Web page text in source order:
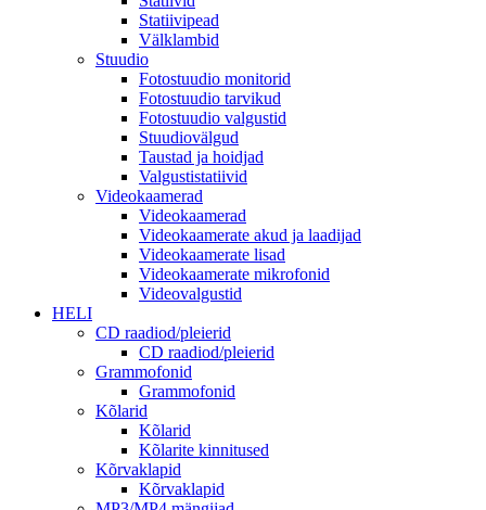
Statiivipead
Välklambid
Stuudio
Fotostuudio monitorid
Fotostuudio tarvikud
Fotostuudio valgustid
Stuudiovälgud
Taustad ja hoidjad
Valgustistatiivid
Videokaamerad
Videokaamerad
Videokaamerate akud ja laadijad
Videokaamerate lisad
Videokaamerate mikrofonid
Videovalgustid
HELI
CD raadiod/pleierid
CD raadiod/pleierid
Grammofonid
Grammofonid
Kõlarid
Kõlarid
Kõlarite kinnitused
Kõrvaklapid
Kõrvaklapid